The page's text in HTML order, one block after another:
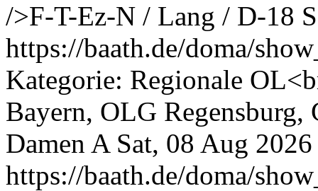
/>F-T-Ez-N / Lang / D-18
https://baath.de/doma/
Kategorie: Regionale
Bayern, OLG
Damen A Sat, 08 Aug
https://baath.de/doma/